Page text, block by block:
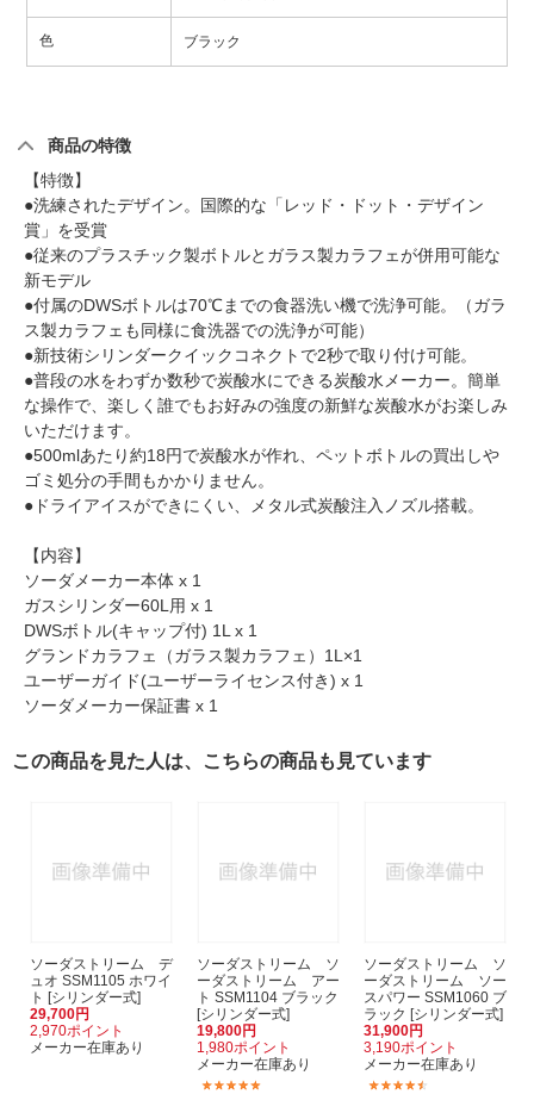
色 ブラック
商品の特徴
【特徴】
●洗練されたデザイン。国際的な「レッド・ドット・デザイン
賞」を受賞
●従来のプラスチック製ボトルとガラス製カラフェが併用可能な
新モデル
●付属のDWSボトルは70℃までの食器洗い機で洗浄可能。（ガラ
ス製カラフェも同様に食洗器での洗浄が可能）
●新技術シリンダークイックコネクトで2秒で取り付け可能。
●普段の水をわずか数秒で炭酸水にできる炭酸水メーカー。簡単
な操作で、楽しく誰でもお好みの強度の新鮮な炭酸水がお楽しみ
いただけます。
●500mlあたり約18円で炭酸水が作れ、ペットボトルの買出しや
ゴミ処分の手間もかかりません。
●ドライアイスができにくい、メタル式炭酸注入ノズル搭載。
【内容】
ソーダメーカー本体 x 1
ガスシリンダー60L用 x 1
DWSボトル(キャップ付) 1L x 1
グランドカラフェ（ガラス製カラフェ）1L×1
ユーザーガイド(ユーザーライセンス付き) x 1
ソーダメーカー保証書 x 1
この商品を見た人は、こちらの商品も見ています
ソーダストリーム デ
ュオ SSM1105 ホワイ
ト [シリンダー式]
29,700円
2,970ポイント
メーカー在庫あり
ソーダストリーム ソ
ーダストリーム アー
ト SSM1104 ブラック
[シリンダー式]
19,800円
1,980ポイント
メーカー在庫あり
ソーダストリーム ソ
ーダストリーム ソー
スパワー SSM1060 ブ
ラック [シリンダー式]
31,900円
3,190ポイント
メーカー在庫あり